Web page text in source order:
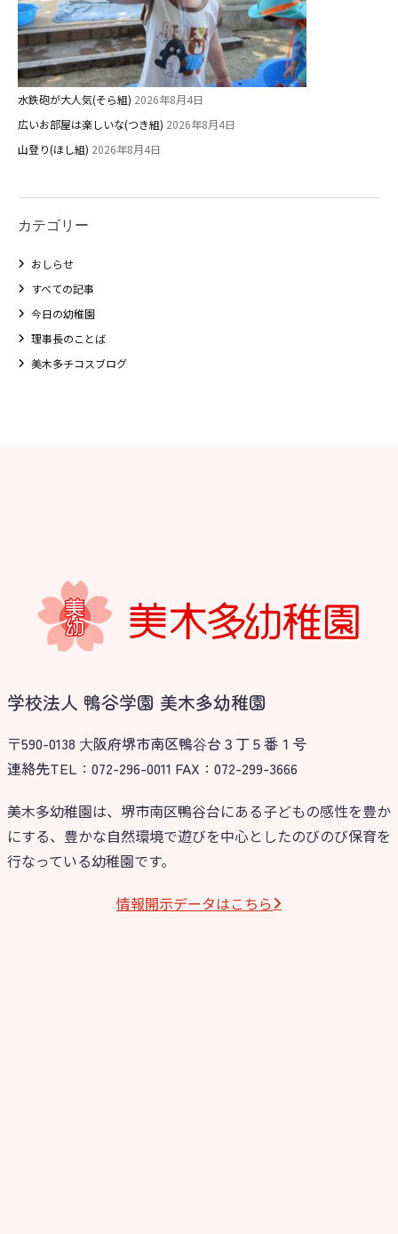
水鉄砲が大人気(そら組) 2026年8月4日
広いお部屋は楽しいな(つき組) 2026年8月4日
山登り(ほし組) 2026年8月4日
カテゴリー
おしらせ
すべての記事
今日の幼稚園
理事長のことば
美木多チコスブログ
学校法人 鴨谷学園 美木多幼稚園
〒590-0138 ⼤阪府堺市南区鴨⾕台３丁５番１号
連絡先TEL：072-296-0011 FAX：072-299-3666
美木多幼稚園は、堺市南区鴨谷台にある子どもの感性を豊か
にする、豊かな自然環境で遊びを中心としたのびのび保育を
行なっている幼稚園です。
情報開⽰データはこちら